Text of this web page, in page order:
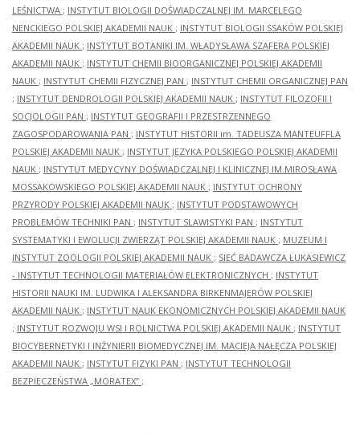
LEŚNICTWA ; INSTYTUT BIOLOGII DOŚWIADCZALNEJ IM. MARCELEGO
NENCKIEGO POLSKIEJ AKADEMII NAUK ; INSTYTUT BIOLOGII SSAKÓW POLSKIEJ
AKADEMII NAUK ; INSTYTUT BOTANIKI IM. WŁADYSŁAWA SZAFERA POLSKIEJ
AKADEMII NAUK ; INSTYTUT CHEMII BIOORGANICZNEJ POLSKIEJ AKADEMII
NAUK ; INSTYTUT CHEMII FIZYCZNEJ PAN ; INSTYTUT CHEMII ORGANICZNEJ PAN
; INSTYTUT DENDROLOGII POLSKIEJ AKADEMII NAUK ; INSTYTUT FILOZOFII I
SOCJOLOGII PAN ; INSTYTUT GEOGRAFII I PRZESTRZENNEGO
ZAGOSPODAROWANIA PAN ; INSTYTUT HISTORII im. TADEUSZA MANTEUFFLA
POLSKIEJ AKADEMII NAUK ; INSTYTUT JĘZYKA POLSKIEGO POLSKIEJ AKADEMII
NAUK ; INSTYTUT MEDYCYNY DOŚWIADCZALNEJ I KLINICZNEJ IM.MIROSŁAWA
MOSSAKOWSKIEGO POLSKIEJ AKADEMII NAUK ; INSTYTUT OCHRONY
PRZYRODY POLSKIEJ AKADEMII NAUK ; INSTYTUT PODSTAWOWYCH
PROBLEMÓW TECHNIKI PAN ; INSTYTUT SLAWISTYKI PAN ; INSTYTUT
SYSTEMATYKI I EWOLUCJI ZWIERZĄT POLSKIEJ AKADEMII NAUK ; MUZEUM I
INSTYTUT ZOOLOGII POLSKIEJ AKADEMII NAUK ; SIEĆ BADAWCZA ŁUKASIEWICZ
- INSTYTUT TECHNOLOGII MATERIAŁÓW ELEKTRONICZNYCH ; INSTYTUT
HISTORII NAUKI IM. LUDWIKA I ALEKSANDRA BIRKENMAJERÓW POLSKIEJ
AKADEMII NAUK ; INSTYTUT NAUK EKONOMICZNYCH POLSKIEJ AKADEMII NAUK
; INSTYTUT ROZWOJU WSI I ROLNICTWA POLSKIEJ AKADEMII NAUK ; INSTYTUT
BIOCYBERNETYKI I INŻYNIERII BIOMEDYCZNEJ IM. MACIEJA NAŁĘCZA POLSKIEJ
AKADEMII NAUK ; INSTYTUT FIZYKI PAN ; INSTYTUT TECHNOLOGII
BEZPIECZEŃSTWA „MORATEX” ;